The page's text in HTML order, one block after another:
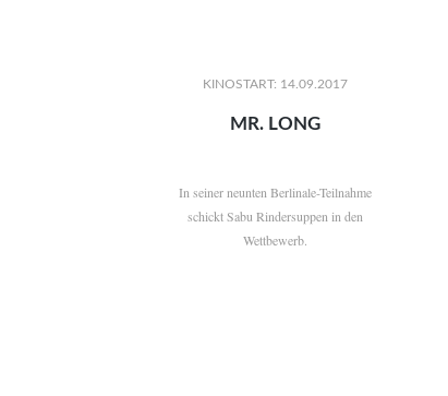
KINOSTART: 14.09.2017
MR. LONG
In seiner neunten Berlinale-Teilnahme
schickt Sabu Rindersuppen in den
Wettbewerb.